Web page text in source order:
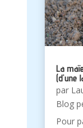
La
(d’une
par
Blog
Pour